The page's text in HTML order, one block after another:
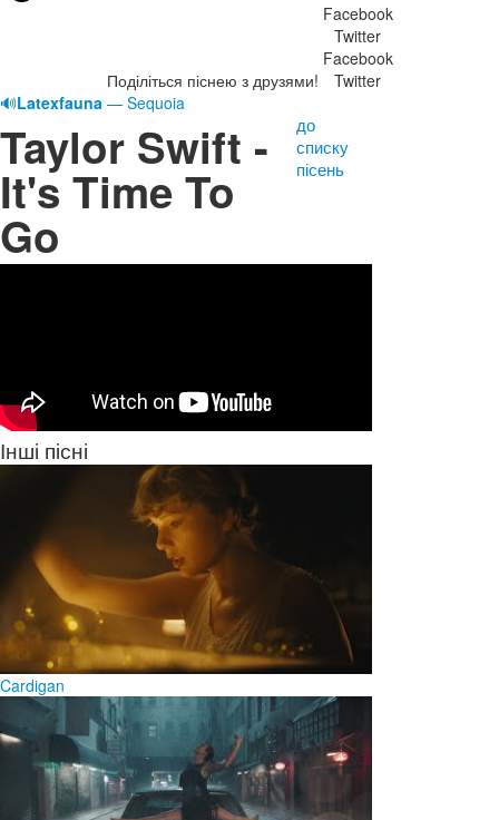
Поділіться піснею з друзями!
Facebook
Twitter
Facebook
Twitter
🔊Latexfauna — Sequoia
Taylor Swift -
It's Time To
Go
до
списку
пісень
Інші пісні
Cardigan